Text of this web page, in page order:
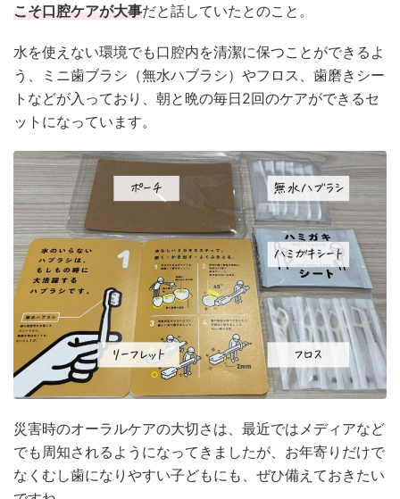
こそ口腔ケアが大事だと話していたとのこと。
水を使えない環境でも口腔内を清潔に保つことができるよ
う、ミニ歯ブラシ（無水ハブラシ）やフロス、歯磨きシー
トなどが入っており、朝と晩の毎日2回のケアができるセ
ットになっています。
災害時のオーラルケアの大切さは、最近ではメディアなど
でも周知されるようになってきましたが、お年寄りだけで
なくむし歯になりやすい子どもにも、ぜひ備えておきたい